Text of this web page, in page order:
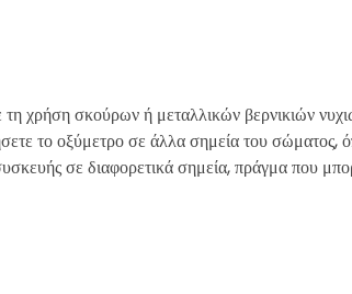
τη χρήση σκούρων ή μεταλλικών βερνικιών
το οξύμετρο σε άλλα σημεία του σώματος,
σε διαφορετικά σημεία, πράγμα που